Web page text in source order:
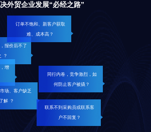
外贸企业发展“必经之路”
订单不饱和、新客户获取
难、成本高？
报价后不了
？
增
同行内卷，竞争激烈，如
何防止客户被撬？
场、客户缺乏
解 ？
联系不到采购员或联系客
户不回复？